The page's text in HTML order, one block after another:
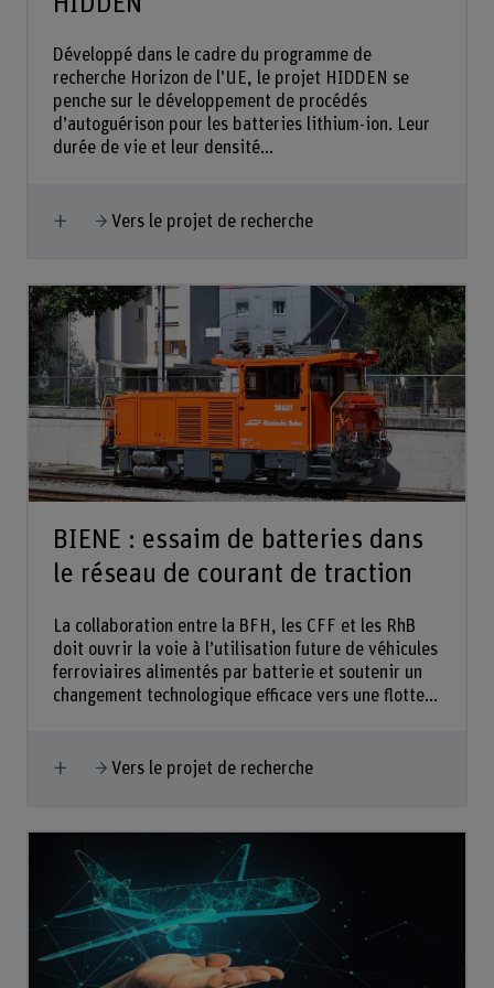
Développé dans le cadre du programme de
recherche Horizon de l’UE, le projet HIDDEN se
penche sur le développement de procédés
d’autoguérison pour les batteries lithium-ion. Leur
durée de vie et leur densité...
Afficher plus
Vers le projet de recherche
BIENE : essaim de batteries dans
le réseau de courant de traction
La collaboration entre la BFH, les CFF et les RhB
doit ouvrir la voie à l’utilisation future de véhicules
ferroviaires alimentés par batterie et soutenir un
changement technologique efficace vers une flotte...
Afficher plus
Vers le projet de recherche